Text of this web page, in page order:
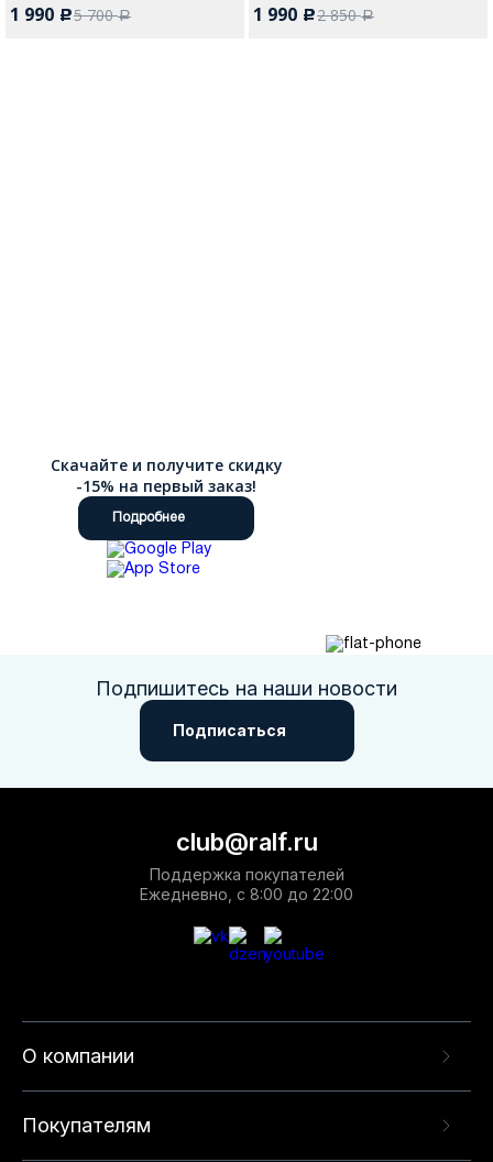
1 990 c5 700a 1 990 c2 850a
Скачайте и получите скидку
-15% на первый заказ!
Подробнее
Подпишитесь на наши новости
Подписаться
О компании
Покупателям
club@ralf.ru
Поддержка покупателей
Ежедневно, с 8:00 до 22:00